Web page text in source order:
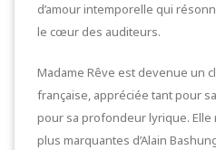
d’amour intemporelle qui
le cœur des auditeurs.
Madame Rêve est devenue un
française, appréciée tant pour
pour sa profondeur lyrique.
plus marquantes d’Alain